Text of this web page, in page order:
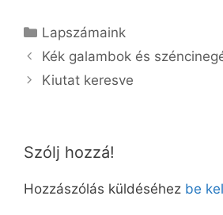
Kategória
Lapszámaink
Kék galambok és
Kiutat keresve
Szólj hozzá!
Hozzászólás küldéséhez be